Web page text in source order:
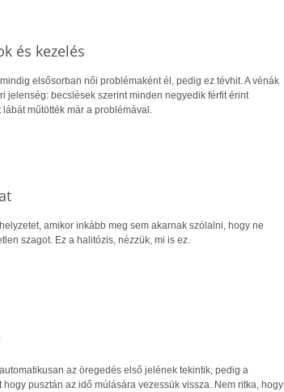
és kezelés
elsősorban női problémaként él, pedig ez tévhit. A vénák
jelenség: becslések szerint minden negyedik férfit érint
műtötték már a problémával.
amikor inkább meg sem akarnak szólalni, hogy ne
szagot. Ez a halitózis, nézzük, mi is ez.
az öregedés első jelének tekintik, pedig a
pusztán az idő múlására vezessük vissza. Nem ritka, hogy